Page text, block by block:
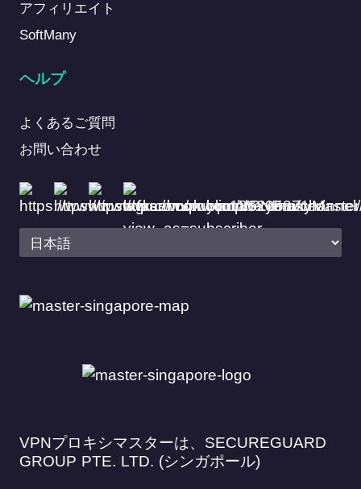
アフィリエイト
SoftMany
ヘルプ
よくあるご質問
お問い合わせ
VPNプロキシマスターは、SECUREGUARD
GROUP PTE. LTD. (シンガポール)